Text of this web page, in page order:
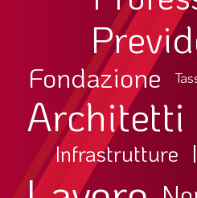
Fondazione
Architetti
Infrastrutture